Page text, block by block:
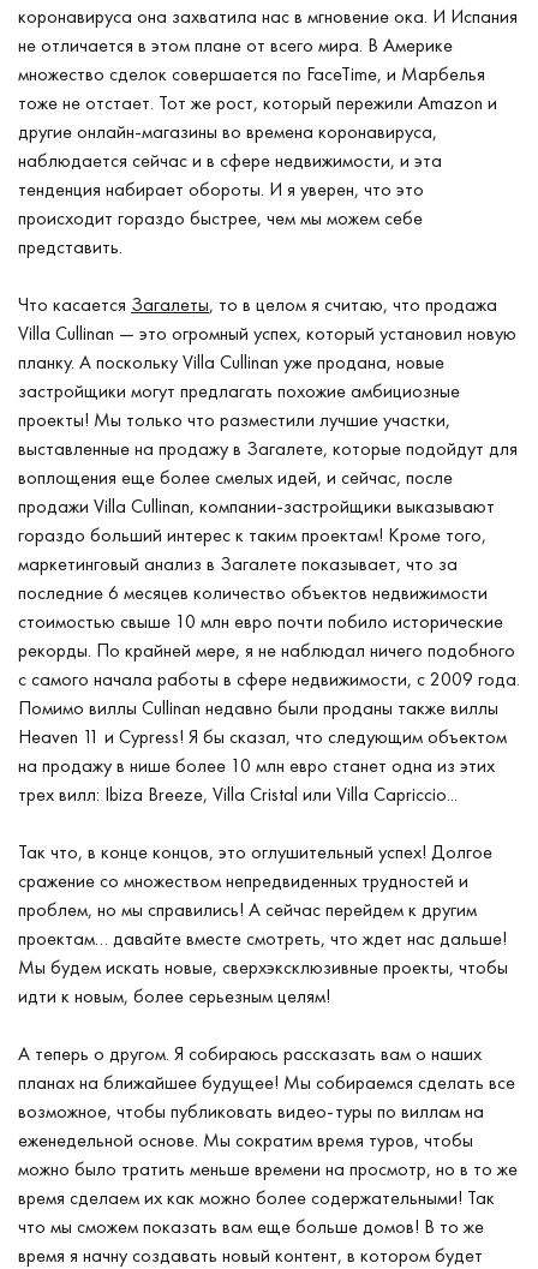
коронавируса она захватила нас в мгновение ока. И Испания
не отличается в этом плане от всего мира. В Америке
множество сделок совершается по FaceTime, и Марбелья
тоже не отстает. Тот же рост, который пережили Amazon и
другие онлайн-магазины во времена коронавируса,
наблюдается сейчас и в сфере недвижимости, и эта
тенденция набирает обороты. И я уверен, что это
происходит гораздо быстрее, чем мы можем себе
представить.
Что касается Загалеты, то в целом я считаю, что продажа
Villa Cullinan — это огромный успех, который установил новую
планку. А поскольку Villa Cullinan уже продана, новые
застройщики могут предлагать похожие амбициозные
проекты! Мы только что разместили лучшие участки,
выставленные на продажу в Загалете, которые подойдут для
воплощения еще более смелых идей, и сейчас, после
продажи Villa Cullinan, компании-застройщики выказывают
гораздо больший интерес к таким проектам! Кроме того,
маркетинговый анализ в Загалете показывает, что за
последние 6 месяцев количество объектов недвижимости
стоимостью свыше 10 млн евро почти побило исторические
рекорды. По крайней мере, я не наблюдал ничего подобного
с самого начала работы в сфере недвижимости, с 2009 года.
Помимо виллы Cullinan недавно были проданы также виллы
Heaven 11 и Cypress! Я бы сказал, что следующим объектом
на продажу в нише более 10 млн евро станет одна из этих
трех вилл: Ibiza Breeze, Villa Cristal или Villa Capriccio...
Так что, в конце концов, это оглушительный успех! Долгое
сражение со множеством непредвиденных трудностей и
проблем, но мы справились! А сейчас перейдем к другим
проектам… давайте вместе смотреть, что ждет нас дальше!
Мы будем искать новые, сверхэксклюзивные проекты, чтобы
идти к новым, более серьезным целям!
А теперь о другом. Я собираюсь рассказать вам о наших
планах на ближайшее будущее! Мы собираемся сделать все
возможное, чтобы публиковать видео-туры по виллам на
еженедельной основе. Мы сократим время туров, чтобы
можно было тратить меньше времени на просмотр, но в то же
время сделаем их как можно более содержательными! Так
что мы сможем показать вам еще больше домов! В то же
время я начну создавать новый контент, в котором будет